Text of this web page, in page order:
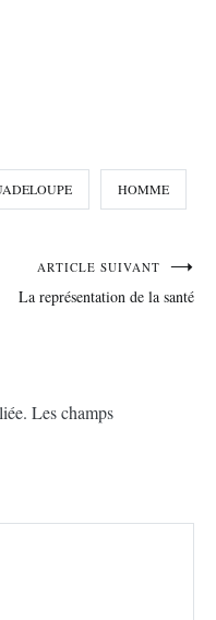
HOMME
ARTICLE SUIVANT
La représentation de la santé
Les champs